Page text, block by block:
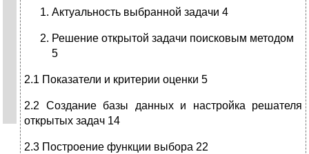
Актуальность выбранной задачи 4
Решение открытой задачи поисковым методом
5
2.1 Показатели и критерии оценки 5
2.2 Создание базы данных и настройка решателя
открытых задач 14
2.3 Построение функции выбора 22